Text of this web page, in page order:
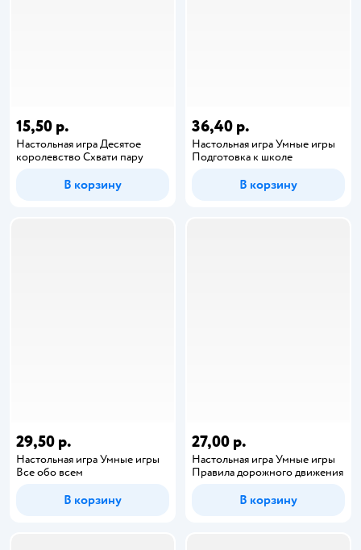
15,50 р.
Настольная игра Десятое
королевство Схвати пару
В корзину
36,40 р.
Настольная игра Умные игры
Подготовка к школе
В корзину
29,50 р.
Настольная игра Умные игры
Все обо всем
В корзину
27,00 р.
Настольная игра Умные игры
Правила дорожного движения
В корзину